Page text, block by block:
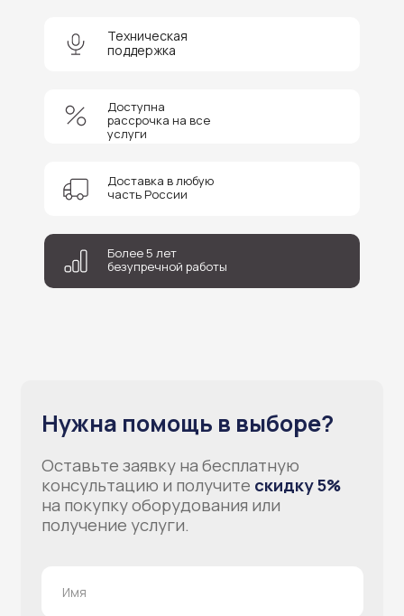
Техническая
поддержка
Доставка в любую
часть России
Доступна
рассрочка на все
услуги
Более 5 лет
безупречной работы
Отправить